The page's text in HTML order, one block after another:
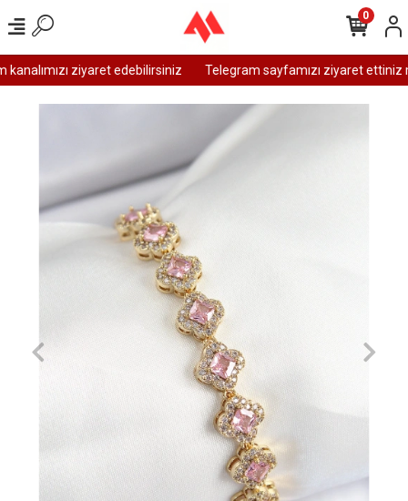
ziyaret edebilirsiniz Telegram sayfamızı ziyaret ettiniz
0